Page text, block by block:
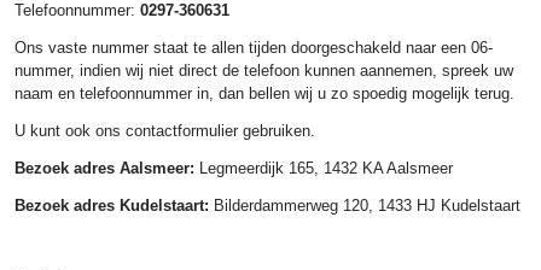
Telefoonnummer:0297-360631
Ons vaste nummer staat te allen tijden doorgeschakeld naar een 06-
nummer, indien wij niet direct de telefoon kunnen aannemen, spreek uw
naam en telefoonnummer in, dan bellen wij u zo spoedig mogelijk terug.
U kunt ook ons contactformulier gebruiken.
Bezoek adres Aalsmeer: Legmeerdijk 165, 1432 KA Aalsmeer
Bezoek adres Kudelstaart: Bilderdammerweg 120, 1433 HJ Kudelstaart